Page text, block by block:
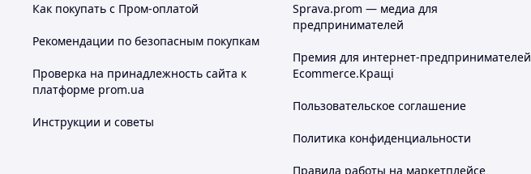
Как покупать с Пром-оплатой
Рекомендации по безопасным покупкам
Проверка на принадлежность сайта к
платформе prom.ua
Инструкции и советы
Sprava.prom — медиа для
предпринимателей
Премия для интернет-предпринимателей
Ecommerce.Кращі
Пользовательское соглашение
Политика конфиденциальности
Правила работы на маркетплейсе